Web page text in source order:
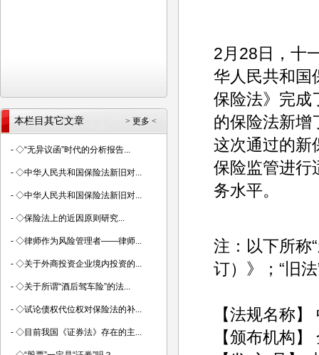
2月28日，十
华人民共和国
保险法》完成
的保险法新增
这次通过的新
保险监管进行
务水平。
注：以下所称
订）》；“旧
【法规名称
【颁布机构
> 更多 <
本栏目其它文章
- ◇“无异议函”时代的分析报告...
- ◇中华人民共和国保险法新旧对...
- ◇中华人民共和国保险法新旧对...
- ◇保险法上的近因原则研究...
- ◇律师作为风险管理者——律师...
- ◇关于外商投资企业境内投资的...
- ◇关于所谓“酒后驾车险”的法...
- ◇试论债权代位权对保险法的补...
- ◇目前我国《证券法》存在的主...